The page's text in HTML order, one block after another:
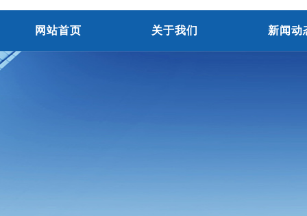
网站首页 关于我们 新闻动